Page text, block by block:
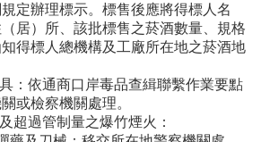
定辦理標示。標售後應將得標人名
居）所、該批標售之菸酒數量、規格
得標人總機構及工廠所在地之菸酒地
：依通商口岸毒品查緝聯繫作業要點
或檢察機關處理。
超過管制量之爆竹煙火：